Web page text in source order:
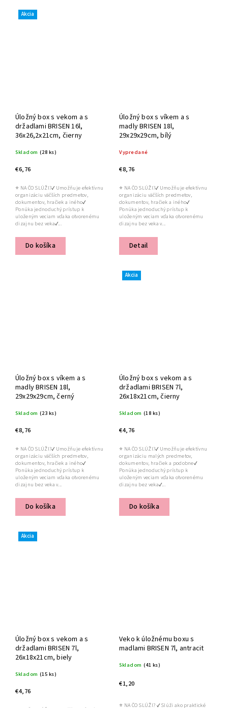
Akcia
Úložný box s vekom a s
držadlami BRISEN 16l,
36x26,2x21cm, čierny
Skladom (28 ks)
€6,76
Do košíka
⭐ NA ČO SLÚŽI?✔ Umožňuje efektívnu
organizáciu väčších predmetov,
dokumentov, hračiek a iného✔
Ponúka jednoduchý prístup k
uloženým veciam vďaka otvorenému
dizajnu bez veka✔...
Úložný box s víkem a s
madly BRISEN 18l,
29x29x29cm, bílý
Vypredané
€8,76
Detail
⭐ NA ČO SLÚŽI?✔ Umožňuje efektívnu
organizáciu väčších predmetov,
dokumentov, hračiek a iného✔
Ponúka jednoduchý prístup k
uloženým veciam vďaka otvorenému
dizajnu bez veka v...
Úložný box s víkem a s
madly BRISEN 18l,
29x29x29cm, černý
Skladom (23 ks)
€8,76
Do košíka
⭐ NA ČO SLÚŽI?✔ Umožňuje efektívnu
organizáciu väčších predmetov,
dokumentov, hračiek a iného✔
Ponúka jednoduchý prístup k
uloženým veciam vďaka otvorenému
dizajnu bez veka v...
Akcia
Úložný box s vekom a s
držadlami BRISEN 7l,
26x18x21cm, čierny
Skladom (18 ks)
€4,76
Do košíka
⭐ NA ČO SLÚŽI?✔ Umožňuje efektívnu
organizáciu malých predmetov,
dokumentov, hračiek a podobne✔
Ponúka jednoduchý prístup k
uloženým veciam vďaka otvorenému
dizajnu bez veka✔...
Akcia
Úložný box s vekom a s
držadlami BRISEN 7l,
26x18x21cm, biely
Skladom (15 ks)
€4,76
Veko k úložnému boxu s
madlami BRISEN 7l, antracit
Skladom (41 ks)
€1,20
⭐ NA ČO SLÚŽI? ✔ Slúži ako praktické